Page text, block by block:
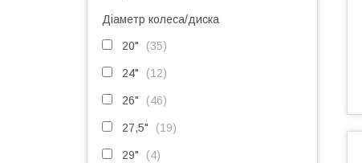
Діаметр колеса/диска
20" 35
24" 12
26" 46
27,5" 19
29" 4